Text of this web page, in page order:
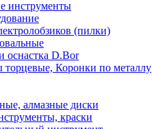
инструменты
(пилки)
оснастка D.Bor
Коронки по металлу
алмазные диски
краски